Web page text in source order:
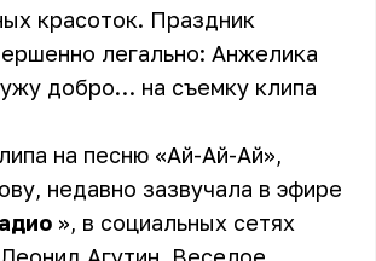
красоток. Праздник
легально: Анжелика
добро… на съемку клипа
на песню «Ай-Ай-Ай»,
недавно зазвучала в эфире
», в социальных сетях